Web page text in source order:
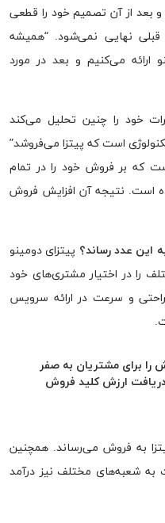
بعد از آن تصمیم خود را قطعی
قبلی نهایی نمی‌شود. “همیشه
ارائه می‌کنیم و بعد در مورد
خود را چنین تحلیل می‌کند
است که پیتزا می‌فروشد”
کاری این شرکت ۵ سال است که بر فروش خود را در تمام
است. نتیجه آن افزایش فروش
این عدد رساند؟ پیتزای دومینو
زیرا ۱۸ گزینه مختلف را در اختیار مشتری‌های خود
و سرعت در ارائه سرویس
را برای مشتریان به صفر
ارزش کلید فروش
روزانه ۳ میلیون پیتزا به فروش می‌رساند. همچنین
به شعبه‌های مختلف نیز درآمد